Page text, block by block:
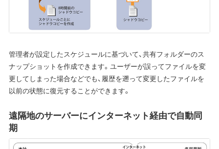
管理者が設定したスケジュールに基づいて、共有フォルダーのス
ナップショットを作成できます。ユーザーが誤ってファイルを変
更してしまった場合などでも、履歴を遡って変更したファイルを
以前の状態に復元することができます。
遠隔地のサーバーにインターネット経由で自動同
期